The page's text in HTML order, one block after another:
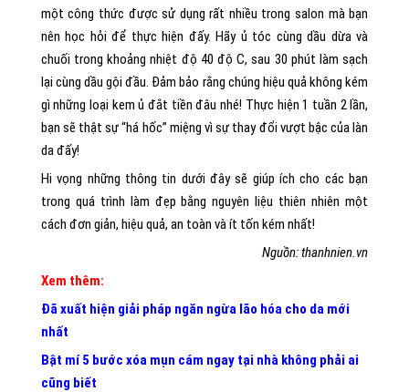
một công thức được sử dụng rất nhiều trong salon mà bạn
nên học hỏi để thực hiện đấy. Hãy ủ tóc cùng dầu dừa và
chuối trong khoảng nhiệt độ 40 độ C, sau 30 phút làm sạch
lại cùng dầu gội đầu. Đảm bảo rằng chúng hiệu quả không kém
gì những loại kem ủ đắt tiền đâu nhé! Thực hiện 1 tuần 2 lần,
bạn sẽ thật sự “há hốc” miệng vì sự thay đổi vượt bậc của làn
da đấy!
Hi vọng những thông tin dưới đây sẽ giúp ích cho các bạn
trong quá trình làm đẹp bằng nguyên liệu thiên nhiên một
cách đơn giản, hiệu quả, an toàn và ít tốn kém nhất!
Nguồn: thanhnien.vn
Xem thêm:
Đã xuất hiện giải pháp ngăn ngừa lão hóa cho da mới
nhất
Bật mí 5 bước xóa mụn cám ngay tại nhà không phải ai
cũng biết